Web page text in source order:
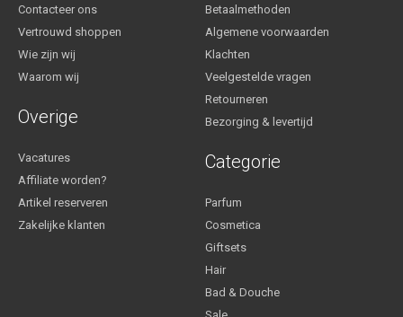
Contacteer ons
Vertrouwd shoppen
Wie zijn wij
Waarom wij
Betaalmethoden
Algemene voorwaarden
Klachten
Veelgestelde vragen
Retourneren
Bezorging & levertijd
Overige
Vacatures
Affiliate worden?
Artikel reserveren
Zakelijke klanten
Categorie
Parfum
Cosmetica
Giftsets
Hair
Bad & Douche